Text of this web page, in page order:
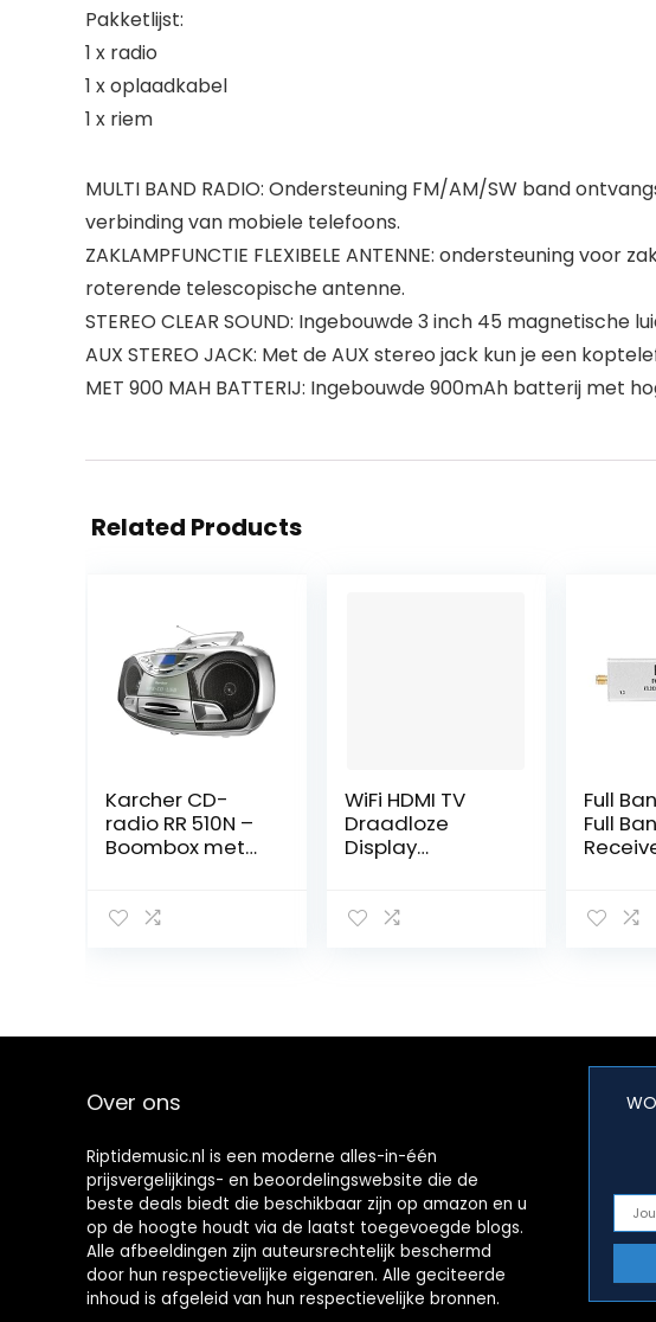
Pakketlijst:
1 x radio
1 x oplaadkabel
1 x riem
MULTI BAND RADIO: Ondersteuning FM/AM/SW band
verbinding van mobiele telefoons.
ZAKLAMPFUNCTIE FLEXIBELE ANTENNE: ondersteuning
roterende telescopische antenne.
STEREO CLEAR SOUND: Ingebouwde 3 inch 45
AUX STEREO JACK: Met de AUX stereo jack kun je een
MET 900 MAH BATTERIJ: Ingebouwde 900mAh batterij met
Related Products
Karcher CD-
radio RR 510N –
Boombox met
cassettespeler,
WiFi HDMI TV
Draadloze
Display
Ondersteuning
Display
Full
Full
Over ons
Riptidemusic.nl is een moderne alles-in-één
prijsvergelijkings- en beoordelingswebsite die de
beste deals biedt die beschikbaar zijn op amazon en u
op de hoogte houdt via de laatst toegevoegde blogs.
Alle afbeeldingen zijn auteursrechtelijk beschermd
door hun respectievelijke eigenaren. Alle geciteerde
inhoud is afgeleid van hun respectievelijke bronnen.